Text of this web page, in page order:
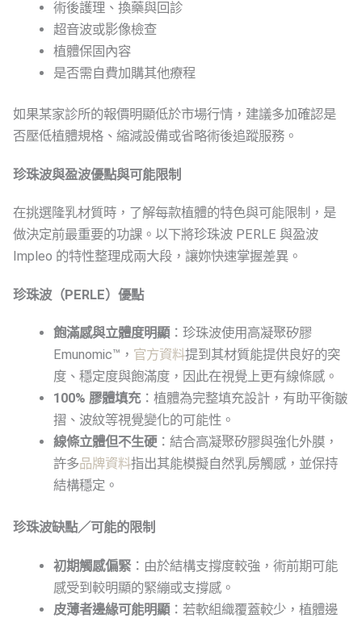
術後護理、換藥與回診
超音波或影像檢查
植體保固內容
是否需自費加購其他療程
如果某家診所的報價明顯低於市場行情，建議多加確認是
否壓低植體規格、縮減設備或省略術後追蹤服務。
珍珠波與盈波優點與可能限制
在挑選隆乳材質時，了解每款植體的特色與可能限制，是
做決定前最重要的功課。以下將珍珠波 PERLE 與盈波
Impleo 的特性整理成兩大段，讓妳快速掌握差異。
珍珠波（PERLE）優點
飽滿感與立體度明顯：珍珠波使用高凝聚矽膠
Emunomic™， 官方資料提到其材質能提供良好的突
度、穩定度與飽滿度，因此在視覺上更有線條感。
100% 膠體填充：植體為完整填充設計，有助平衡皺
摺、波紋等視覺變化的可能性。
線條立體但不生硬：結合高凝聚矽膠與強化外膜，
許多品牌資料指出其能模擬自然乳房觸感，並保持
結構穩定。
珍珠波缺點／可能的限制
初期觸感偏緊：由於結構支撐度較強，術前期可能
感受到較明顯的緊繃或支撐感。
皮薄者邊緣可能明顯：若軟組織覆蓋較少，植體邊